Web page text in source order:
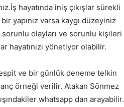
hayatında iniş çıkışlar sürekli
yapınız varsa kaygı düzeyiniz
sorunlu olayları ve sorunlu kişileri
hayatınızı yönetiyor olabilir.
ve bir günlük deneme telkin
örneği verilir. Atakan Sönmez
whatsapp dan arayabilir.